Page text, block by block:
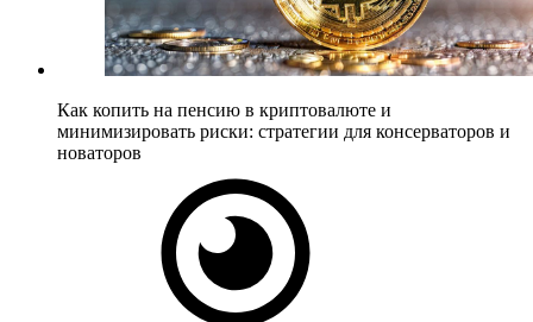
Как копить на пенсию в криптовалюте и
минимизировать риски: стратегии для консерваторов и
новаторов